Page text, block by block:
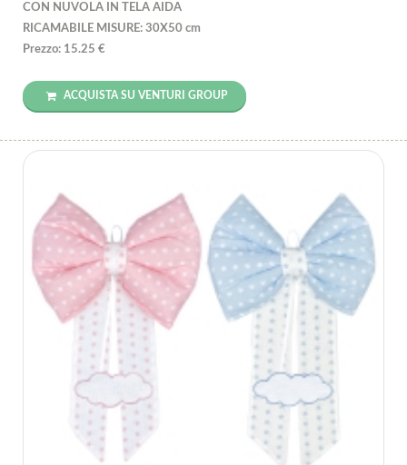
CON NUVOLA IN TELA AIDA
RICAMABILE MISURE: 30X50 cm
Prezzo: 15.25 €
ACQUISTA SU VENTURI GROUP